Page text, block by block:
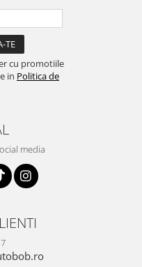
cu promotiile
in Politica de
media